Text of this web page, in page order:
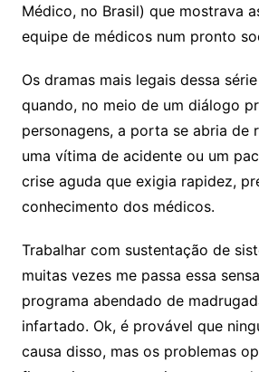
Médico, no Brasil) que mostrava
equipe de médicos num pronto
Os dramas mais legais dessa
quando, no meio de um diálogo
personagens, a porta se abria de
uma vítima de acidente ou um
crise aguda que exigia rapidez,
conhecimento dos médicos.
Trabalhar com sustentação de
muitas vezes me passa essa
programa abendado de
infartado. Ok, é provável que
causa disso, mas os problemas